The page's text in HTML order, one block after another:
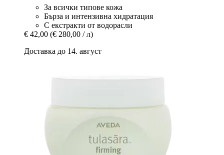
За всички типове кожа
Бърза и интензивна хидратация
С екстракти от водорасли
€ 42,00 (€ 280,00 / л)
Доставка до 14. август